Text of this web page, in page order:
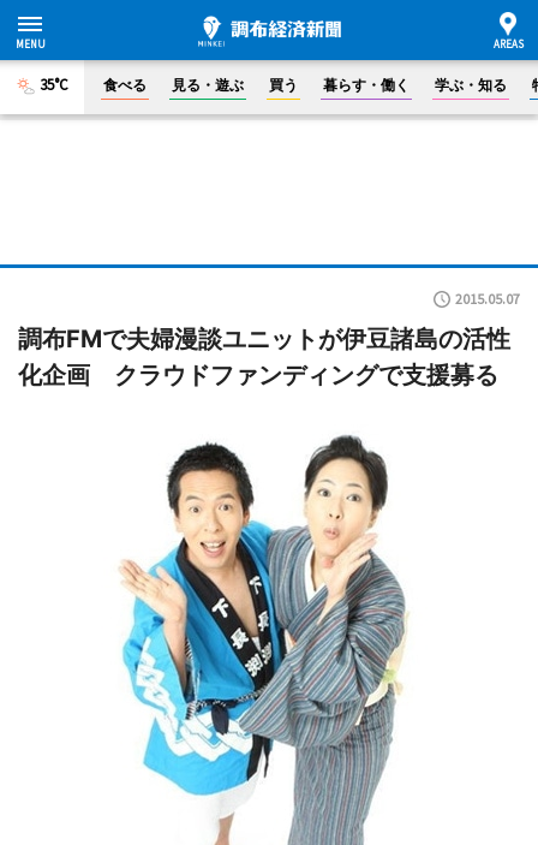
35°C 食べる 見る・遊ぶ 買う 暮らす・働く 学ぶ・知る
2015.05.07
調布FMで夫婦漫談ユニットが伊豆諸島の活性
化企画 クラウドファンディングで支援募る